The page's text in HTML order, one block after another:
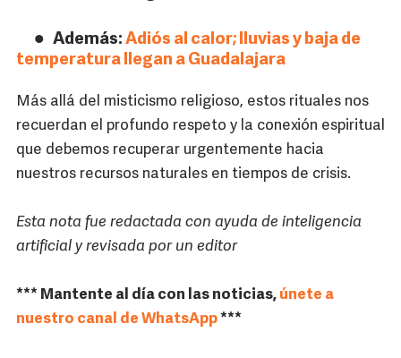
Además: Adiós al calor; lluvias y baja de
temperatura llegan a Guadalajara
Más allá del misticismo religioso, estos rituales nos
recuerdan el profundo respeto y la conexión espiritual
que debemos recuperar urgentemente hacia
nuestros recursos naturales en tiempos de crisis.
Esta nota fue redactada con ayuda de inteligencia
artificial y revisada por un editor
*** Mantente al día con las noticias, únete a
nuestro canal de WhatsApp***